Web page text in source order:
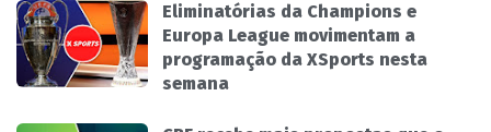
Eliminatórias da Champions e
Europa League movimentam a
programação da XSports nesta
semana